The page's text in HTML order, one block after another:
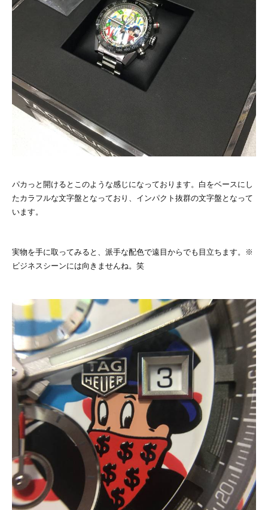
パカっと開けるとこのような感じになっております。白をベースにし
たカラフルな文字盤となっており、インパクト抜群の文字盤となって
います。
実物を手に取ってみると、派手な配色で遠目からでも目立ちます。※
ビジネスシーンには向きませんね。笑